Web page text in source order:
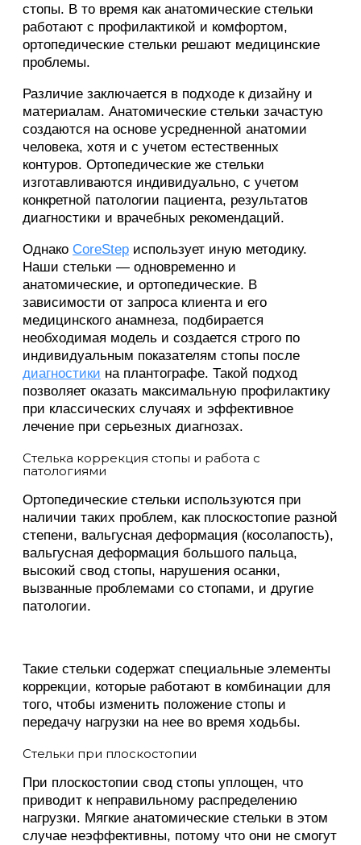
стопы. В то время как анатомические стельки
работают с профилактикой и комфортом,
ортопедические стельки решают медицинские
проблемы.
Различие заключается в подходе к дизайну и
материалам. Анатомические стельки зачастую
создаются на основе усредненной анатомии
человека, хотя и с учетом естественных
контуров. Ортопедические же стельки
изготавливаются индивидуально, с учетом
конкретной патологии пациента, результатов
диагностики и врачебных рекомендаций.
Однако CoreStep использует иную методику.
Наши стельки — одновременно и
анатомические, и ортопедические. В
зависимости от запроса клиента и его
медицинского анамнеза, подбирается
необходимая модель и создается строго по
индивидуальным показателям стопы после
диагностики на плантографе. Такой подход
позволяет оказать максимальную профилактику
при классических случаях и эффективное
лечение при серьезных диагнозах.
Стелька коррекция стопы и работа с
патологиями
Ортопедические стельки используются при
наличии таких проблем, как плоскостопие разной
степени, вальгусная деформация (косолапость),
вальгусная деформация большого пальца,
высокий свод стопы, нарушения осанки,
вызванные проблемами со стопами, и другие
патологии.
Такие стельки содержат специальные элементы
коррекции, которые работают в комбинации для
того, чтобы изменить положение стопы и
передачу нагрузки на нее во время ходьбы.
Стельки при плоскостопии
При плоскостопии свод стопы уплощен, что
приводит к неправильному распределению
нагрузки. Мягкие анатомические стельки в этом
случае неэффективны, потому что они не смогут